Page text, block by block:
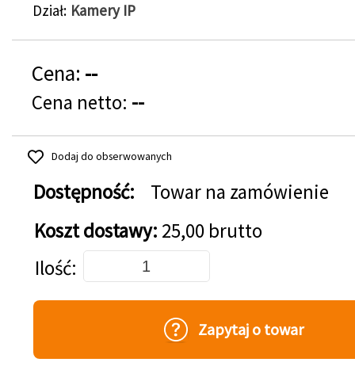
Dział Kamery IP
Cena: --
Cena netto: --
Dodaj do obserwowanych
Dostępność:
Towar na zamówienie
Koszt dostawy: 25,00 brutto
Dodaj do koszyka
Ilość
Zapytaj o towar